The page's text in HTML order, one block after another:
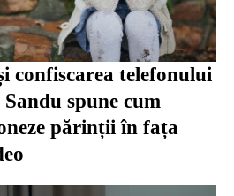
confiscarea telefonului
spune cum
părinții în fața